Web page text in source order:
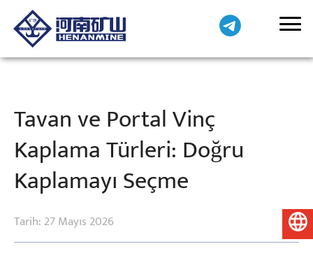
Tavan ve Portal Vinç
Kaplama Türleri: Doğru
Kaplamayı Seçme
Tarih: 27 Mayıs 2026 Türkçe